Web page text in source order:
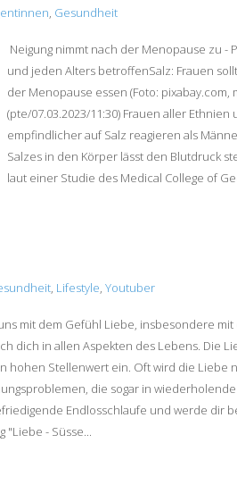
Gesundheit
Neigung nimmt nach der Menopause zu -
und jeden Alters betroffenSalz: Frauen
der Menopause essen (Foto: pixabay.com,
(pte/07.03.2023/11:30) Frauen aller
empfindlicher auf Salz reagieren als
Salzes in den Körper lässt den Blutdruck
laut einer Studie des Medical College of
Lifestyle Youtuber
mit dem Gefühl Liebe, insbesondere
dich in allen Aspekten des Lebens. Die
hohen Stellenwert ein. Oft wird die Liebe
die sogar in
Endlosschlaufe und werde dir
- Süsse...